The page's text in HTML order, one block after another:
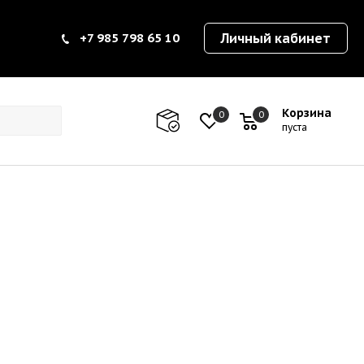
+7 985 798 65 10 Личный кабинет
0 Корзина
0
пуста
0